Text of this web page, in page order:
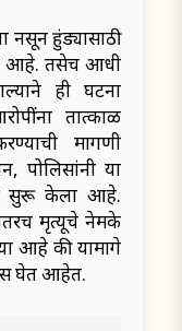
नसून हुंड्यासाठी
आहे. तसेच आधी
ही घटना
तात्काळ
मागणी
पोलिसांनी या
सुरू केला आहे.
मृत्यूचे नेमके
आहे की यामागे
घेत आहेत.